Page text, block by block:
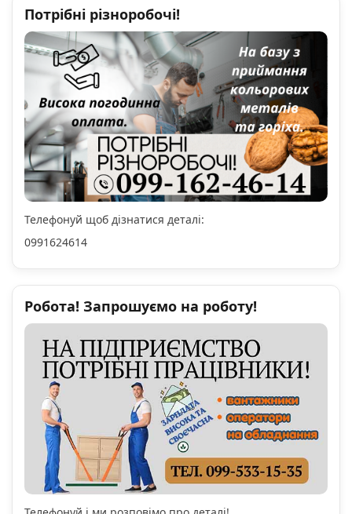
Потрібні різноробочі!
Телефонуй щоб дізнатися деталі:
0991624614
Робота! Запрошуємо на роботу!